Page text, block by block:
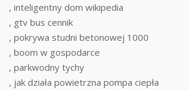
, inteligentny dom wikipedia
, gtv bus cennik
, pokrywa studni betonowej 1000
, boom w gospodarce
, parkwodny tychy
, jak działa powietrzna pompa ciepła